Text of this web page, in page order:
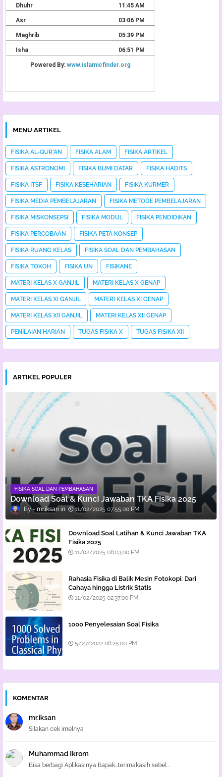
MENU ARTIKEL
FISIKA AL-QUR'AN FISIKA ALAM FISIKA ARTIKEL
FISIKA ASTRONOMI FISIKA BUMI DATAR FISIKA HADITS
FISIKA ITSF FISIKA KESEHARIAN FISIKA KURMER
FISIKA MEDIA PEMBELAJARAN FISIKA METODE PEMBELAJARAN
FISIKA MISKONSEPSI FISIKA MODUL FISIKA PENDIDIKAN
FISIKA PERCOBAAN FISIKA PETA KONSEP
FISIKA RUANG KELAS FISIKA SOAL DAN PEMBAHASAN
FISIKA TOKOH FISIKA UN FISIKANE
MATERI KELAS X GANJIL MATERI KELAS X GENAP
MATERI KELAS XI GANJIL MATERI KELAS XI GENAP
MATERI KELAS XII GANJIL MATERI KELAS XII GENAP
PENILAIAN HARIAN TUGAS FISIKA X TUGAS FISIKA XII
ARTIKEL POPULER
FISIKA SOAL DAN PEMBAHASAN
Download Soal & Kunci Jawaban TKA Fisika 2025
mr.iksan 11/02/2025 07:55:00 PM
Download Soal Latihan & Kunci Jawaban TKA
Fisika 2025
11/02/2025 08:03:00 PM
Rahasia Fisika di Balik Mesin Fotokopi: Dari
Cahaya hingga Listrik Statis
11/02/2025 02:37:00 PM
1000 Penyelesaian Soal Fisika
5/27/2022 08:25:00 PM
KOMENTAR
mr.iksan
Silakan cek imelnya
Muhammad Ikrom
Bisa berbagi Aplikasinya Bapak...terimakasih sebel...